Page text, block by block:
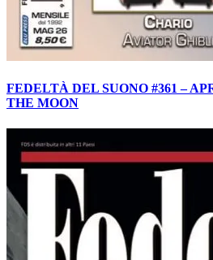
FEDELTÀ DEL SUONO #361 –
THE MOON